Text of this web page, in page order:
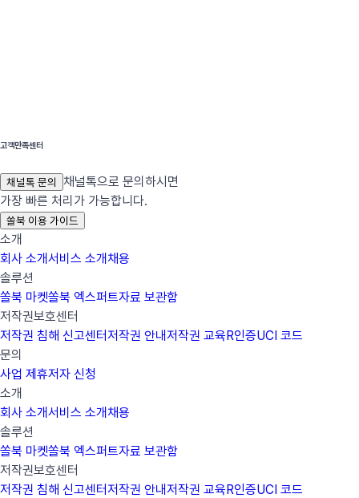
고객만족센터
채널톡 문의
채널톡으로 문의하시면
가장 빠른 처리가 가능합니다.
쏠북 이용 가이드
소개
회사 소개서비스 소개채용
솔루션
쏠북 마켓쏠북 엑스퍼트자료 보관함
저작권보호센터
저작권 침해 신고센터저작권 안내저작권 교육R인증UCI 코드
문의
사업 제휴저자 신청
소개
회사 소개서비스 소개채용
솔루션
쏠북 마켓쏠북 엑스퍼트자료 보관함
저작권보호센터
저작권 침해 신고센터저작권 안내저작권 교육R인증UCI 코드